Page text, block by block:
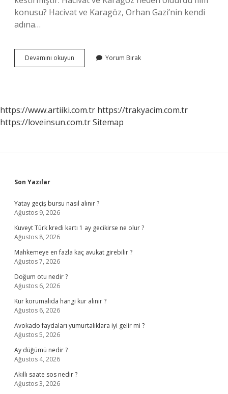
konusu? Hacivat ve Karagöz, Orhan Gazi’nin kendi
adına…
Devamını okuyun
Ve
Yorum Bırak
https://www.artiiki.com.tr https://trakyacim.com.tr
https://loveinsun.com.trSitemap
Sidebar
Son Yazılar
Yatay geçiş bursu nasıl alınır ?
Ağustos 9, 2026
Kuveyt Türk kredi kartı 1 ay gecikirse ne olur ?
Ağustos 8, 2026
Mahkemeye en fazla kaç avukat girebilir ?
Ağustos 7, 2026
Doğum otu nedir ?
Ağustos 6, 2026
Kur korumalıda hangi kur alınır ?
Ağustos 6, 2026
Avokado faydaları yumurtalıklara iyi gelir mi ?
Ağustos 5, 2026
Ay düğümü nedir ?
Ağustos 4, 2026
Akıllı saate sos nedir ?
Ağustos 3, 2026